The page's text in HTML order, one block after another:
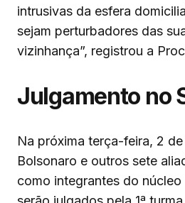
intrusivas da esfera
sejam perturbadores das
vizinhança”, registrou a
Julgamento no
Na próxima terça-feira, 2
Bolsonaro e outros sete
como integrantes do núcleo